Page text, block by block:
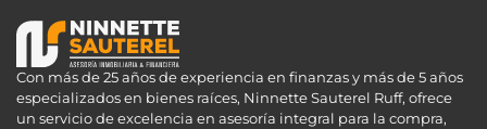
Con más de 25 años de experiencia en finanzas y más de 5 años
especializados en bienes raíces, Ninnette Sauterel Ruff, ofrece
un servicio de excelencia en asesoría integral para la compra,